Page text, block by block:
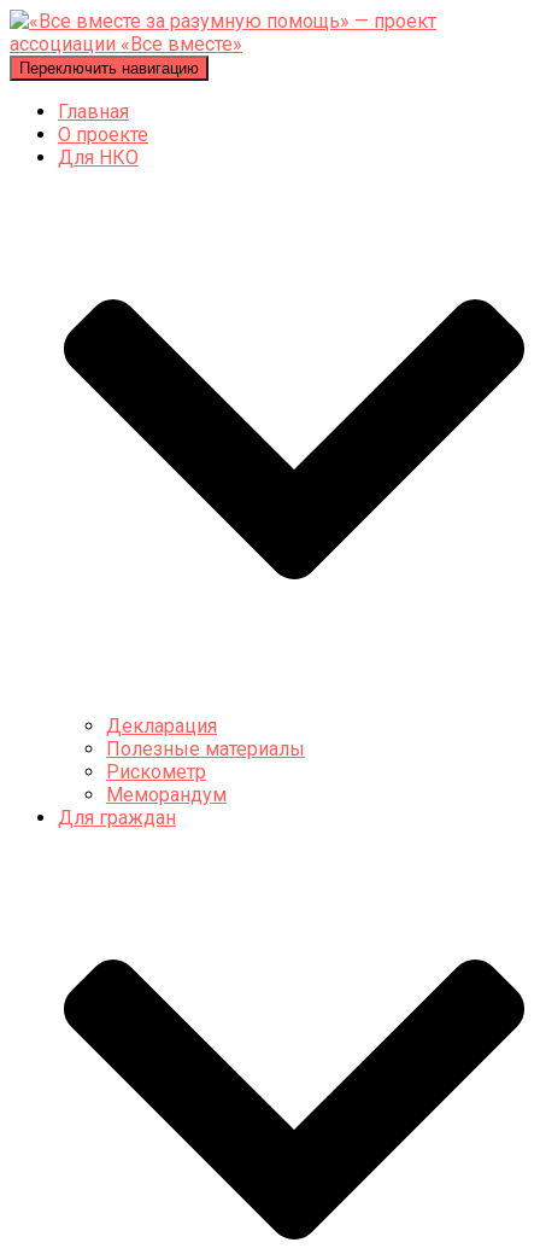
Переключить навигацию
Главная
О проекте
Для НКО
Декларация
Полезные материалы
Рискометр
Меморандум
Для граждан